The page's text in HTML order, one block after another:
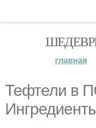
главная
Тефтели в